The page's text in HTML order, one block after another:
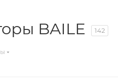
BAILE 142